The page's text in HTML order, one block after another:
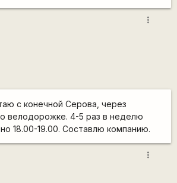
more_vert
с конечной Серова, через
велодорожке. 4-5 раз в неделю
18.00-19.00. Составлю компанию.
more_vert